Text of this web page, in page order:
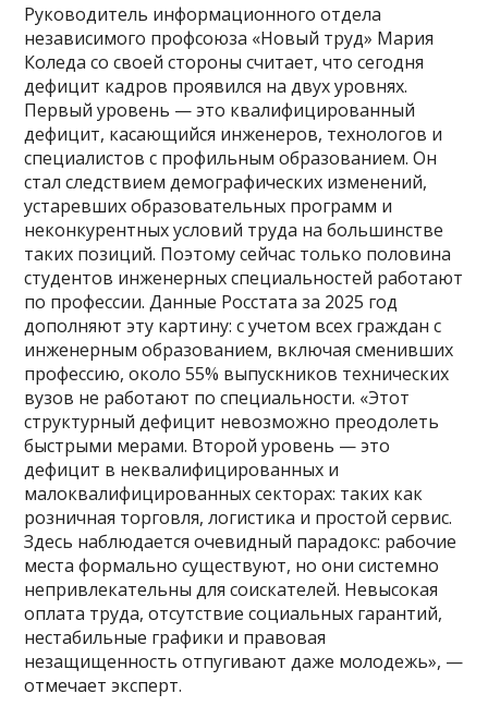
Руководитель информационного отдела
независимого профсоюза «Новый труд» Мария
Коледа со своей стороны считает, что сегодня
дефицит кадров проявился на двух уровнях.
Первый уровень — это квалифицированный
дефицит, касающийся инженеров, технологов и
специалистов с профильным образованием. Он
стал следствием демографических изменений,
устаревших образовательных программ и
неконкурентных условий труда на большинстве
таких позиций. Поэтому сейчас только половина
студентов инженерных специальностей работают
по профессии. Данные Росстата за 2025 год
дополняют эту картину: с учетом всех граждан с
инженерным образованием, включая сменивших
профессию, около 55% выпускников технических
вузов не работают по специальности. «Этот
структурный дефицит невозможно преодолеть
быстрыми мерами. Второй уровень — это
дефицит в неквалифицированных и
малоквалифицированных секторах: таких как
розничная торговля, логистика и простой сервис.
Здесь наблюдается очевидный парадокс: рабочие
места формально существуют, но они системно
непривлекательны для соискателей. Невысокая
оплата труда, отсутствие социальных гарантий,
нестабильные графики и правовая
незащищенность отпугивают даже молодежь», —
отмечает эксперт.